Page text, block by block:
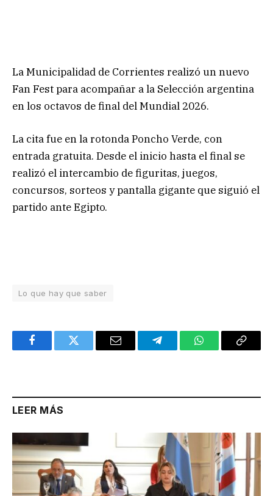
La Municipalidad de Corrientes realizó un nuevo
Fan Fest para acompañar a la Selección argentina
en los octavos de final del Mundial 2026.
La cita fue en la rotonda Poncho Verde, con
entrada gratuita. Desde el inicio hasta el final se
realizó el intercambio de figuritas, juegos,
concursos, sorteos y pantalla gigante que siguió el
partido ante Egipto.
Lo que hay que saber
FacebookTwitter Email TelegramWhatsAppCopy
LEER MÁS